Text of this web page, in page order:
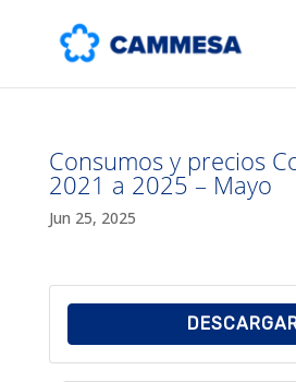
Consumos y precios
2021 a 2025 – Mayo
Jun 25, 2025